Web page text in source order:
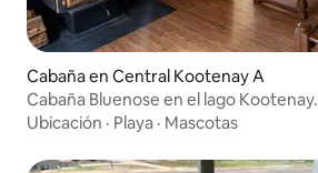
Cabaña en Central Kootenay A
Cabaña Bluenose en el lago Kootenay.
Ubicación · Playa · Mascotas